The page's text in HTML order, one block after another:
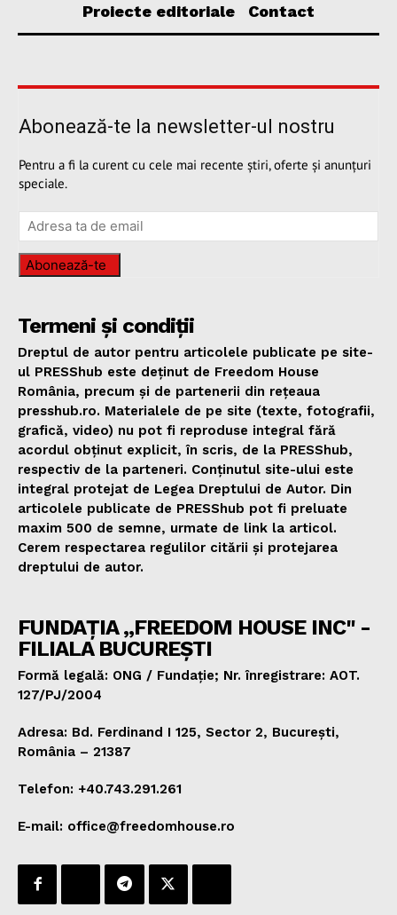
Proiecte editoriale
Contact
Abonează-te la newsletter-ul nostru
Pentru a fi la curent cu cele mai recente știri, oferte și anunțuri
speciale.
Abonează-te
Termeni și condiții
Dreptul de autor pentru articolele publicate pe site-
ul PRESShub este deținut de Freedom House
România, precum și de partenerii din rețeaua
presshub.ro. Materialele de pe site (texte, fotografii,
grafică, video) nu pot fi reproduse integral fără
acordul obținut explicit, în scris, de la PRESShub,
respectiv de la parteneri. Conținutul site-ului este
integral protejat de Legea Dreptului de Autor. Din
articolele publicate de PRESShub pot fi preluate
maxim 500 de semne, urmate de link la articol.
Cerem respectarea regulilor citării și protejarea
dreptului de autor.
FUNDAȚIA „FREEDOM HOUSE INC" -
FILIALA BUCUREȘTI
Formă legală: ONG / Fundație; Nr. înregistrare: AOT.
127/PJ/2004
Adresa: Bd. Ferdinand I 125, Sector 2, București,
România – 21387
Telefon: +40.743.291.261
E-mail: office@freedomhouse.ro